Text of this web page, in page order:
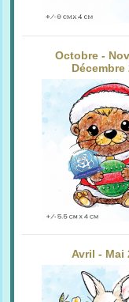
Octobre -
Décembre
Avril - Mai